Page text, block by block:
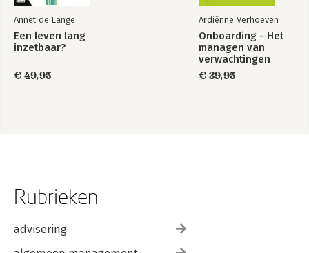
Annet de Lange
Een leven lang
inzetbaar?
€ 49,95
Ardiënne Verhoeven
Onboarding - Het
managen van
verwachtingen
€ 39,95
Rubrieken
advisering